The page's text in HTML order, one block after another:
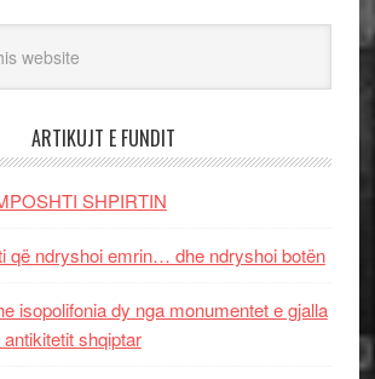
ARTIKUJT E FUNDIT
SHPIRTIN
që ndryshoi emrin… dhe ndryshoi botën
isopolifonia dy nga monumentet e gjalla
shqiptar